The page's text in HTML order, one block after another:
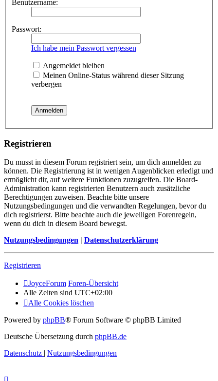
Benutzername:
Passwort:
Ich habe mein Passwort vergessen
Angemeldet bleiben
Meinen Online-Status während dieser Sitzung
verbergen
Registrieren
Du musst in diesem Forum registriert sein, um dich anmelden zu
können. Die Registrierung ist in wenigen Augenblicken erledigt und
ermöglicht dir, auf weitere Funktionen zuzugreifen. Die Board-
Administration kann registrierten Benutzern auch zusätzliche
Berechtigungen zuweisen. Beachte bitte unsere
Nutzungsbedingungen und die verwandten Regelungen, bevor du
dich registrierst. Bitte beachte auch die jeweiligen Forenregeln,
wenn du dich in diesem Board bewegst.
Nutzungsbedingungen | Datenschutzerklärung
Registrieren
JoyceForum Foren-Übersicht
Alle Zeiten sind UTC+02:00
Alle Cookies löschen
Powered by phpBB® Forum Software © phpBB Limited
Deutsche Übersetzung durch phpBB.de
Datenschutz | Nutzungsbedingungen